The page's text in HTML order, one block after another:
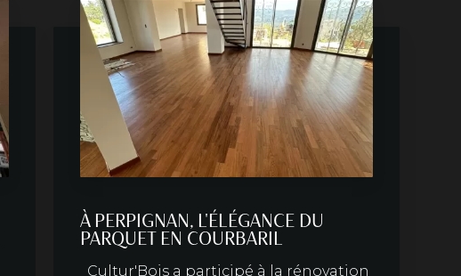
À PERPIGNAN, L'ÉLÉGANCE DU
PARQUET EN COURBARIL
Cultur'Bois a participé à la rénovation